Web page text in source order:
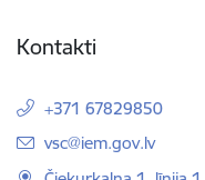
Kontakti
+371 67829850
E-pasts:
vsc@iem.gov.lv